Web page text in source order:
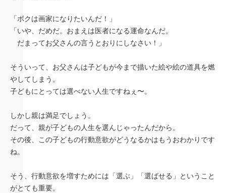
「ボクは画家になりたいんだ！」
「いや、だめだ。おまえは医者になる運命なんだ。
だまってお父さんの言うとおりにしなさい！」
そういって、お父さんは子どもが今まで描いた絵や絵の道具を燃
やしてしまう。
子どもにとっては選べない人生ですねぇ〜。
しかし親は満足でしょう。
だって、親が子どもの人生を選んじゃったんだから。
その後、この子どもの行動意欲がどうなるかはもうおわかりです
ね。
そう、行動意欲を増すためには「選ぶ」「選ばせる」ということ
がとても重要。